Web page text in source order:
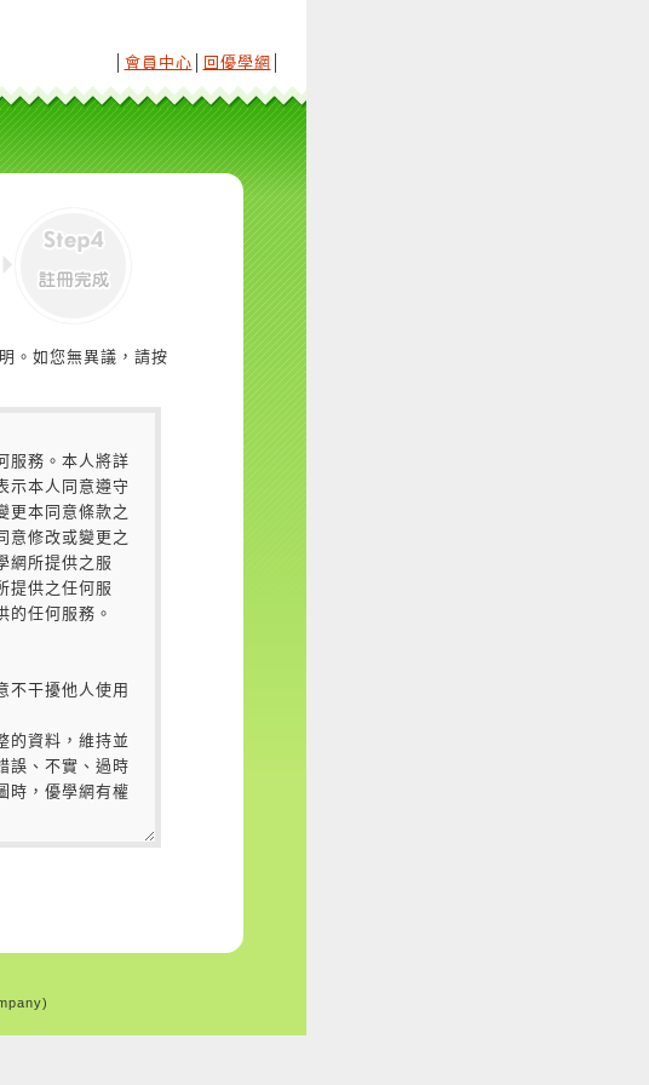
會員中心 回優學網
。如您無異議，請按